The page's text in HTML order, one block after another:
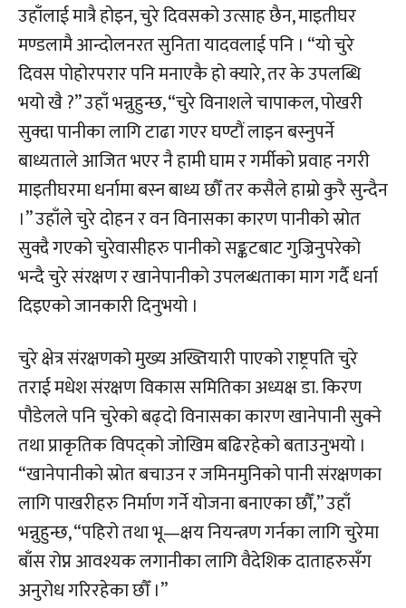
उहाँलाई मात्रै होइन, चुरे दिवसको उत्साह छैन, माइतीघर
मण्डलामै आन्दोलनरत सुनिता यादवलाई पनि । “यो चुरे
दिवस पोहोरपरार पनि मनाएकै हो क्यारे, तर के उपलब्धि
भयो खै ?” उहाँ भन्नुहुन्छ, “चुरे विनाशले चापाकल, पोखरी
सुक्दा पानीका लागि टाढा गएर घण्टौं लाइन बस्नुपर्ने
बाध्यताले आजित भएर नै हामी घाम र गर्मीको प्रवाह नगरी
माइतीघरमा धर्नामा बस्न बाध्य छौँ तर कसैले हाम्रो कुरै सुन्दैन
।” उहाँले चुरे दोहन र वन विनासका कारण पानीको स्रोत
सुक्दै गएको चुरेवासीहरु पानीको सङ्कटबाट गुज्रिनुपरेको
भन्दै चुरे संरक्षण र खानेपानीको उपलब्धताका माग गर्दै धर्ना
दिइएको जानकारी दिनुभयो ।
चुरे क्षेत्र संरक्षणको मुख्य अख्तियारी पाएको राष्ट्रपति चुरे
तराई मधेश संरक्षण विकास समितिका अध्यक्ष डा. किरण
पौडेलले पनि चुरेको बढ्दो विनासका कारण खानेपानी सुक्ने
तथा प्राकृतिक विपद्को जोखिम बढिरहेको बताउनुभयो ।
“खानेपानीको स्रोत बचाउन र जमिनमुनिको पानी संरक्षणका
लागि पाखरीहरु निर्माण गर्ने योजना बनाएका छौँ,” उहाँ
भन्नुहुन्छ, “पहिरो तथा भू—क्षय नियन्त्रण गर्नका लागि चुरेमा
बाँस रोप्न आवश्यक लगानीका लागि वैदेशिक दाताहरुसँग
अनुरोध गरिरहेका छौँ ।”